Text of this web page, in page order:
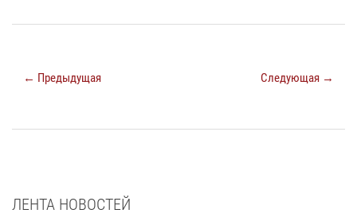
← Предыдущая Следующая →
ЛЕНТА НОВОСТЕЙ